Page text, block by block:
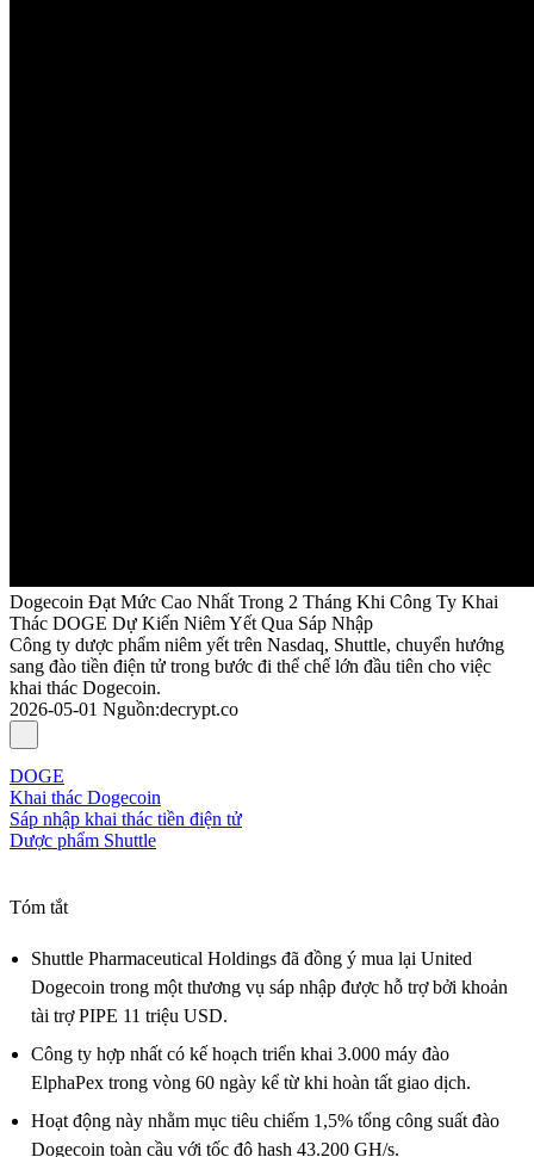
Dogecoin Đạt Mức Cao Nhất Trong 2 Tháng Khi Công Ty Khai
Thác DOGE Dự Kiến Niêm Yết Qua Sáp Nhập
Công ty dược phẩm niêm yết trên Nasdaq, Shuttle, chuyển hướng
sang đào tiền điện tử trong bước đi thể chế lớn đầu tiên cho việc
khai thác Dogecoin.
2026-05-01 Nguồn:decrypt.co
DOGE
Khai thác Dogecoin
Sáp nhập khai thác tiền điện tử
Dược phẩm Shuttle
Tóm tắt
Shuttle Pharmaceutical Holdings đã đồng ý mua lại United
Dogecoin trong một thương vụ sáp nhập được hỗ trợ bởi khoản
tài trợ PIPE 11 triệu USD.
Công ty hợp nhất có kế hoạch triển khai 3.000 máy đào
ElphaPex trong vòng 60 ngày kể từ khi hoàn tất giao dịch.
Hoạt động này nhằm mục tiêu chiếm 1,5% tổng công suất đào
Dogecoin toàn cầu với tốc độ hash 43.200 GH/s.